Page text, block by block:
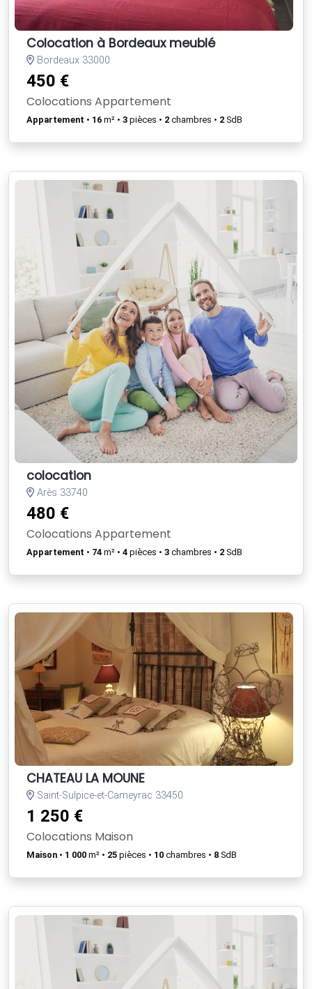
Colocation à Bordeaux meublé
Bordeaux 33000
450 €
Colocations Appartement
Appartement • 16 m² • 3 pièces • 2 chambres • 2 SdB
colocation
Arès 33740
480 €
Colocations Appartement
Appartement • 74 m² • 4 pièces • 3 chambres • 2 SdB
CHATEAU LA MOUNE
Saint-Sulpice-et-Cameyrac 33450
1 250 €
Colocations Maison
Maison • 1 000 m² • 25 pièces • 10 chambres • 8 SdB